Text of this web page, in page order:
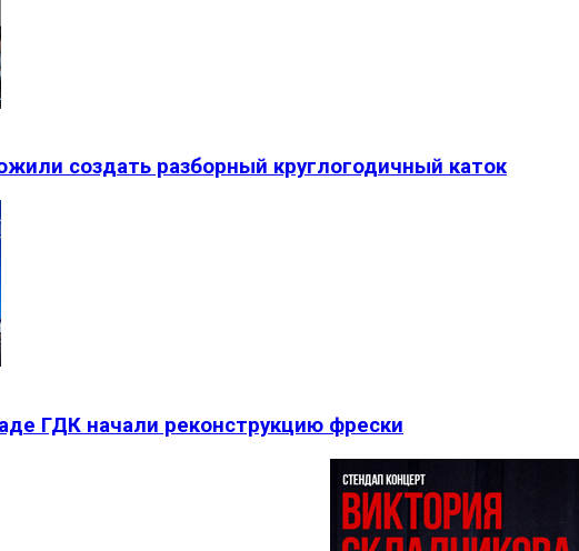
создать разборный круглогодичный каток
ГДК начали реконструкцию фрески